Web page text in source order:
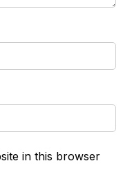
in this browser